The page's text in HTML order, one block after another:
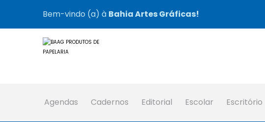
Bem-vindo (a) à Bahia Artes Gráficas!
Agendas Cadernos Editorial Escolar Escritório